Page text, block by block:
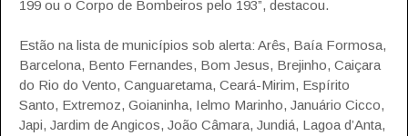
199 ou o Corpo de Bombeiros pelo 193”, destacou.
Estão na lista de municípios sob alerta: Arês, Baía Formosa,
Barcelona, Bento Fernandes, Bom Jesus, Brejinho, Caiçara
do Rio do Vento, Canguaretama, Ceará-Mirim, Espírito
Santo, Extremoz, Goianinha, Ielmo Marinho, Januário Cicco,
Japi, Jardim de Angicos, João Câmara, Jundiá, Lagoa d’Anta,